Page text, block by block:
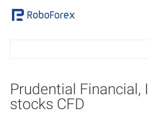
Prudential Financial,
stocks CFD